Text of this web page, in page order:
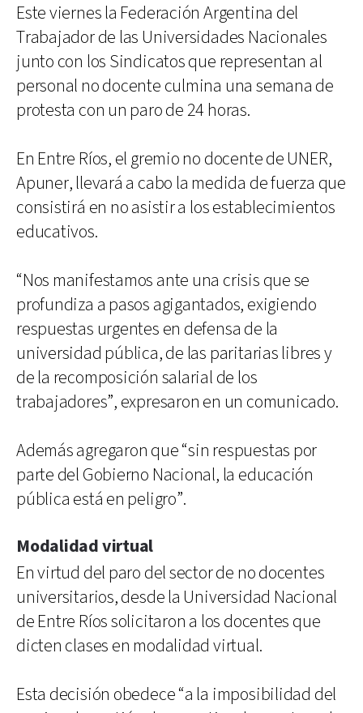
Este viernes la Federación Argentina del
Trabajador de las Universidades Nacionales
junto con los Sindicatos que representan al
personal no docente culmina una semana de
protesta con un paro de 24 horas.
En Entre Ríos, el gremio no docente de UNER,
Apuner, llevará a cabo la medida de fuerza que
consistirá en no asistir a los establecimientos
educativos.
“Nos manifestamos ante una crisis que se
profundiza a pasos agigantados, exigiendo
respuestas urgentes en defensa de la
universidad pública, de las paritarias libres y
de la recomposición salarial de los
trabajadores”, expresaron en un comunicado.
Además agregaron que “sin respuestas por
parte del Gobierno Nacional, la educación
pública está en peligro”.
Modalidad virtual
En virtud del paro del sector de no docentes
universitarios, desde la Universidad Nacional
de Entre Ríos solicitaron a los docentes que
dicten clases en modalidad virtual.
Esta decisión obedece “a la imposibilidad del